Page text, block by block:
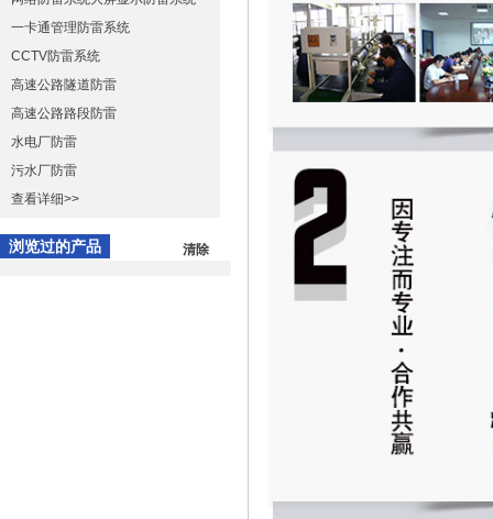
一卡通管理防雷系统
CCTV防雷系统
高速公路隧道防雷
高速公路路段防雷
水电厂防雷
污水厂防雷
查看详细>>
浏览过的产品 清除